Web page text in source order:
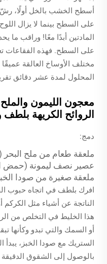
أسطح الخشب بالخل أولًا، رشّ
على السطح بينما لا يزال
المادتين أبدًا معًا! وراقب ما
على السطح. فهذه الفقاعات
مختلف الأوساخ العالقة
المحلول لمدة عشر دقائق
معجون الليمون
الروائح الكريهة
دمج:
ملعقة طعام من ملح البحر
عصير نصف ليمونة (حمض
ملعقة صغيرة من صودا
افرك بلطف في اتجاه حبوب
الناتجة عن أشياء مثل الكركم
هذا الخليط في التخلص من
أو السمك والتي تبدو وكأنها
الستريك مع صودا الخبز، يبدأ
بالوصول إلى الشقوق الدقيقة